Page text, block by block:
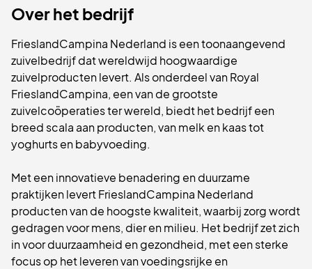
Over het bedrijf
FrieslandCampina Nederland is een toonaangevend
zuivelbedrijf dat wereldwijd hoogwaardige
zuivelproducten levert. Als onderdeel van Royal
FrieslandCampina, een van de grootste
zuivelcoöperaties ter wereld, biedt het bedrijf een
breed scala aan producten, van melk en kaas tot
yoghurts en babyvoeding.
Met een innovatieve benadering en duurzame
praktijken levert FrieslandCampina Nederland
producten van de hoogste kwaliteit, waarbij zorg wordt
gedragen voor mens, dier en milieu. Het bedrijf zet zich
in voor duurzaamheid en gezondheid, met een sterke
focus op het leveren van voedingsrijke en